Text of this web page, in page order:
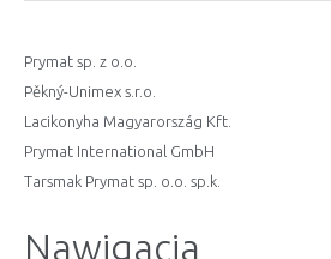
Prymat sp. z o.o.
Pěkný-Unimex s.r.o.
Lacikonyha Magyarország Kft.
Prymat International GmbH
Tarsmak Prymat sp. o.o. sp.k.
Nawigacja